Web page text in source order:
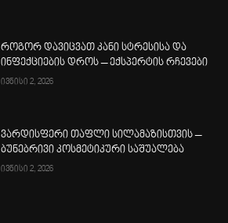
როგორ დავიცვათ კანი სტრესისა და
ინფექციების დროს – ექსპერტის რჩევები
ივნისი 2, 2026
ვარდისფერი თაფლი სილამაზისთვის –
ბუნებრივი კოსმეტიკური საშუალება
ივნისი 2, 2026